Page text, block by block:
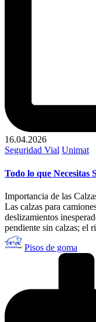
16.04.2026
Publicado
Seguridad Vial Unimat
Todo lo que Necesitas
Importancia de las
Las calzas para
deslizamientos
pendiente sin calzas; el
Publicado
por
Pisos de goma